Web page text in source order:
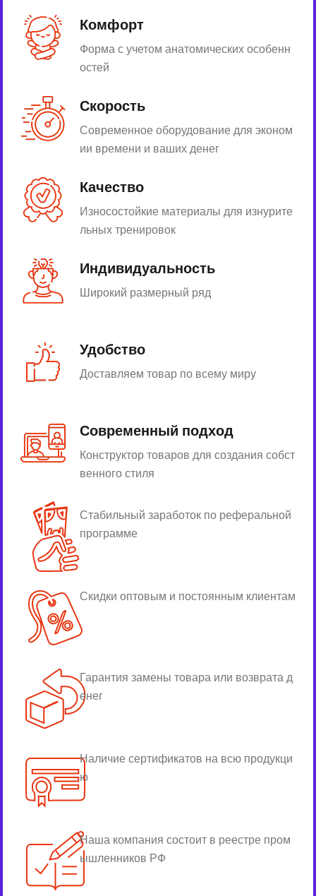
Комфорт
Форма с учетом анатомических особенн
остей
Скорость
Современное оборудование для эконом
ии времени и ваших денег
Качество
Износостойкие материалы для изнурите
льных тренировок
Индивидуальность
Широкий размерный ряд
Удобство
Доставляем товар по всему миру
Современный подход
Конструктор товаров для создания собст
венного стиля
Стабильный заработок по реферальной
программе
Скидки оптовым и постоянным клиентам
Гарантия замены товара или возврата д
енег
Наличие сертификатов на всю продукци
ю
Наша компания состоит в реестре пром
ышленников РФ